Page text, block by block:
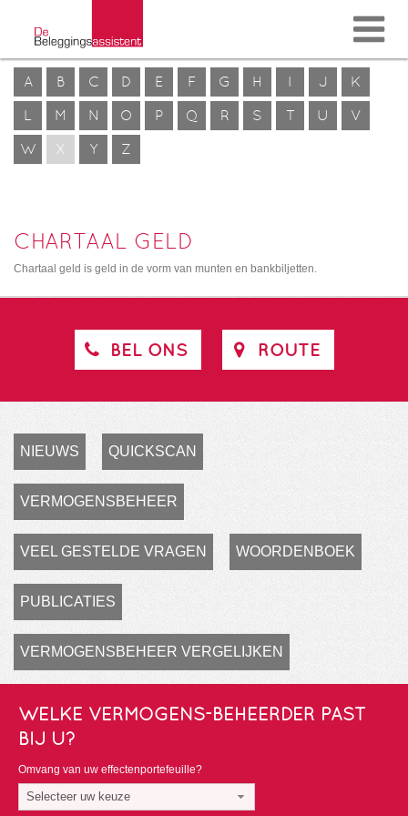
A B C D E F G H I J
K
L
M N O P Q R S T U
V
W
X Y Z
CHARTAAL GELD
Chartaal geld is geld in de vorm van munten en bankbiljetten.
BEL ONS ROUTE
NIEUWS QUICKSCAN
VERMOGENSBEHEER
VEEL GESTELDE VRAGEN WOORDENBOEK
PUBLICATIES
VERMOGENSBEHEER VERGELIJKEN
WELKE VERMOGENS-BEHEERDER PAST
BIJ U?
Omvang van uw effectenportefeuille?
Selecteer uw keuze